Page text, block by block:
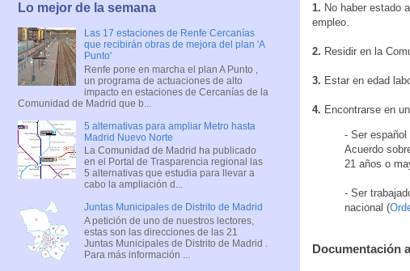
1. No haber estado
empleo.
2. Residir en la
3. Estar en edad
4. Encontrarse en
- Ser
Acuerdo
21 años o
- Ser
nacional (
Documentación
Lo mejor de la semana
Las 17 estaciones de Renfe Cercanías
que recibirán obras de mejora del plan 'A
Punto'
Renfe pone en marcha el plan A Punto ,
un programa de actuaciones de alto
impacto en estaciones de Cercanías de la
Comunidad de Madrid que b...
5 alternativas para ampliar Metro hasta
Madrid Nuevo Norte
La Comunidad de Madrid ha publicado
en el Portal de Trasparencia regional las
5 alternativas que estudia para llevar a
cabo la ampliación d...
Juntas Municipales de Distrito de Madrid
A petición de uno de nuestros lectores,
estas son las direcciones de las 21
Juntas Municipales de Distrito de Madrid .
Para más información ...